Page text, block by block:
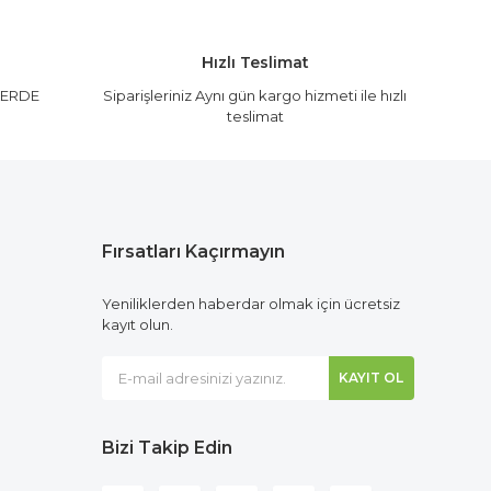
Hızlı Teslimat
Siparişleriniz Aynı gün kargo hizmeti ile hızlı
teslimat
Fırsatları Kaçırmayın
Yeniliklerden haberdar olmak için ücretsiz
kayıt olun.
KAYIT OL
Bizi Takip Edin